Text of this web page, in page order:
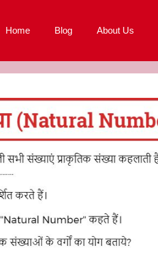
Home Blog About Us